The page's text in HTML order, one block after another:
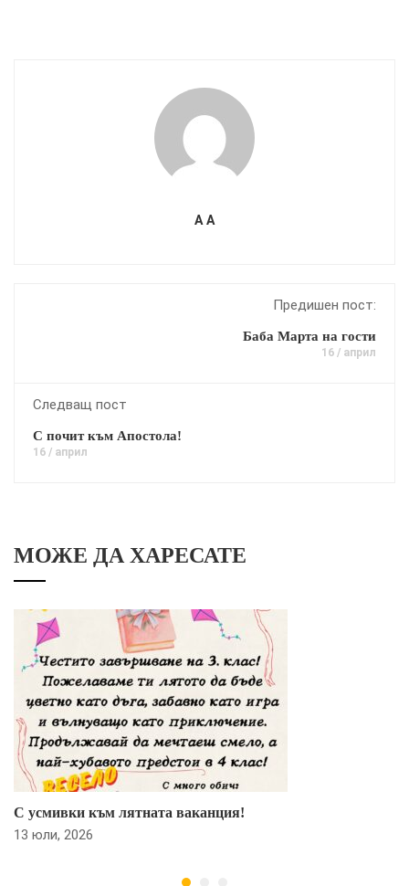
A A
Предишен пост:
Баба Марта на гости
16 / април
Следващ пост
С почит към Апостола!
16 / април
МОЖЕ ДА ХАРЕСАТЕ
С усмивки към лятната ваканция!
13 юли, 2026